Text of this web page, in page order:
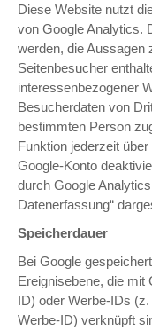
Diese Website nutzt
von Google Analytics.
werden, die Aussagen
Seitenbesucher
interessenbezogener
Besucherdaten von
bestimmten Person
Funktion jederzeit
Google-Konto
durch Google
Datenerfassung“
Speicherdauer
Bei Google
Ereignisebene, die
ID) oder Werbe-IDs
Werbe-ID) verknüpft